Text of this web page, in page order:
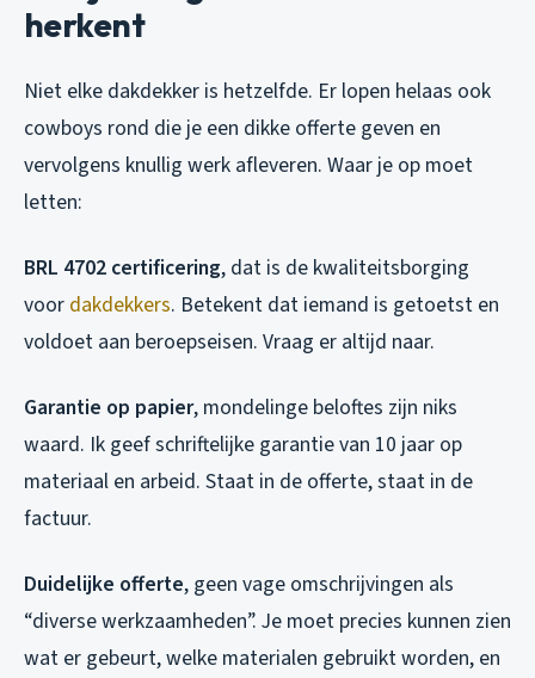
herkent
Niet elke dakdekker is hetzelfde. Er lopen helaas ook
cowboys rond die je een dikke offerte geven en
vervolgens knullig werk afleveren. Waar je op moet
letten:
BRL 4702 certificering, dat is de kwaliteitsborging
voor dakdekkers. Betekent dat iemand is getoetst en
voldoet aan beroepseisen. Vraag er altijd naar.
Garantie op papier, mondelinge beloftes zijn niks
waard. Ik geef schriftelijke garantie van 10 jaar op
materiaal en arbeid. Staat in de offerte, staat in de
factuur.
Duidelijke offerte, geen vage omschrijvingen als
“diverse werkzaamheden”. Je moet precies kunnen zien
wat er gebeurt, welke materialen gebruikt worden, en